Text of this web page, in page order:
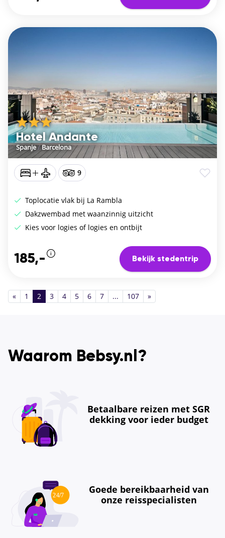
Hotel Andante
Spanje/Barcelona
9
Toplocatie vlak bij La Rambla
Dakzwembad met waanzinnig uitzicht
Kies voor logies of logies en ontbijt
185,- Bekijk stedentrip
« 1 2 3 4 5 6 7 ... 107 »
Waarom Bebsy.nl?
Betaalbare reizen met SGR
dekking voor ieder budget
Goede bereikbaarheid van
onze reisspecialisten